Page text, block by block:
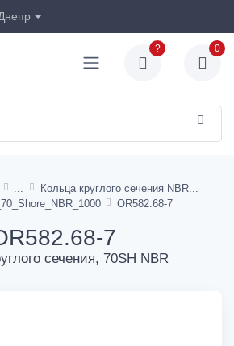
? 0
Кольца круглого сечения NBR
OR582.68-7
7
сечения, 70SH NBR